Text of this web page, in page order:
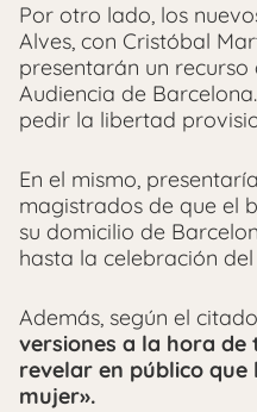
Por otro lado, los
Alves, con Cristóbal
presentarán un
Audiencia de
pedir la libertad
En el mismo,
magistrados de que el
su domicilio de
hasta la celebración del
Además, según el
versiones a la hora
revelar en público que
mujer».